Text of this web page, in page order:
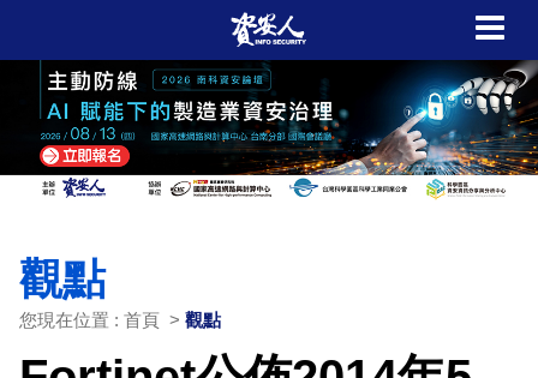
觀點
您現在位置 : 首頁 > 觀點